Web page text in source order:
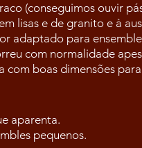
(conseguimos ouvir
lisas e de granito e à
adaptado para
com normalidade
com boas dimensões
aparenta.
pequenos.